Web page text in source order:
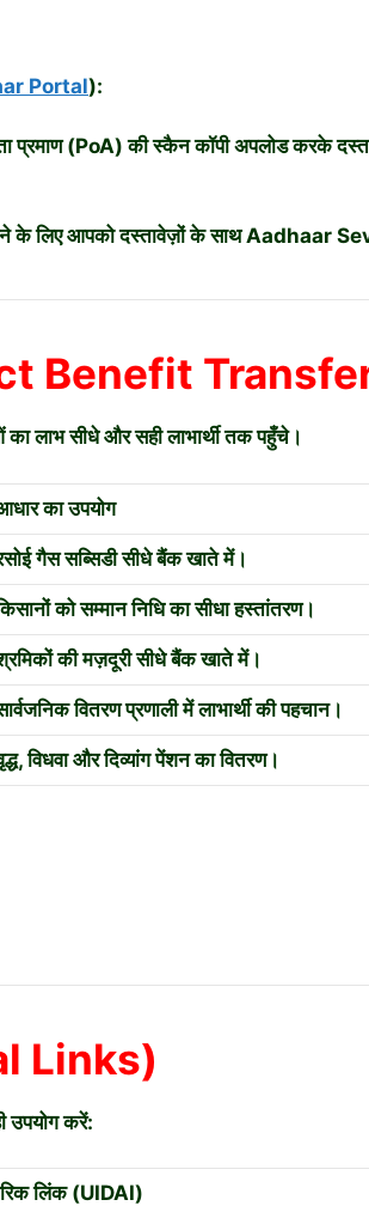
Portal):
(PoA) की स्कैन कॉपी अपलोड करके
के लिए आपको दस्तावेज़ों के साथ Aadhaar
Benefit
लाभ सीधे और सही लाभार्थी तक पहुँचे।
का उपयोग
गैस सब्सिडी सीधे बैंक खाते में।
को सम्मान निधि का सीधा हस्तांतरण।
की मज़दूरी सीधे बैंक खाते में।
वितरण प्रणाली में लाभार्थी की पहचान।
विधवा और दिव्यांग पेंशन का वितरण।
Links)
उपयोग करें:
लिंक (UIDAI)